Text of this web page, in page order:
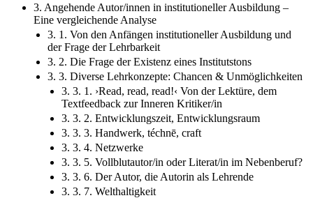
3. Angehende Autor/innen in institutioneller Ausbildung –
Eine vergleichende Analyse
3. 1. Von den Anfängen institutioneller Ausbildung und
der Frage der Lehrbarkeit
3. 2. Die Frage der Existenz eines Institutstons
3. 3. Diverse Lehrkonzepte: Chancen & Unmöglichkeiten
3. 3. 1. ›Read, read, read!‹ Von der Lektüre, dem
Textfeedback zur Inneren Kritiker/in
3. 3. 2. Entwicklungszeit, Entwicklungsraum
3. 3. 3. Handwerk, téchnē, craft
3. 3. 4. Netzwerke
3. 3. 5. Vollblutautor/in oder Literat/in im Nebenberuf?
3. 3. 6. Der Autor, die Autorin als Lehrende
3. 3. 7. Welthaltigkeit